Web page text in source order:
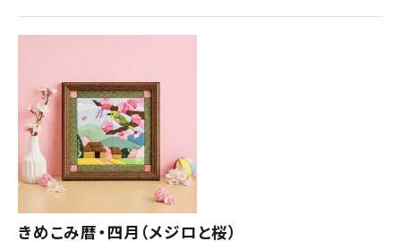
きめこみ暦・四月（メジロと桜）